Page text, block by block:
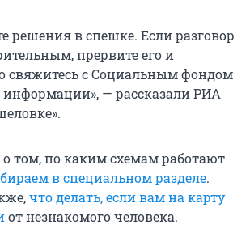
решения в спешке. Если разговор
прервите его и
свяжитесь с Социальным фондом
— рассказали РИА
том, по каким схемам работают
в специальном разделе.
что делать, если вам на карту
от незнакомого человека.